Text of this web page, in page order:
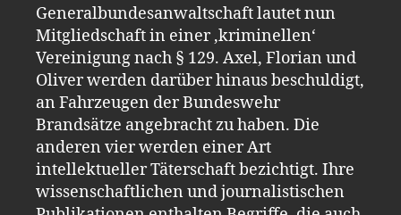
Generalbundesanwaltschaft lautet nun
Mitgliedschaft in einer ‚kriminellen‘
Vereinigung nach § 129. Axel, Florian und
Oliver werden darüber hinaus beschuldigt,
an Fahrzeugen der Bundeswehr
Brandsätze angebracht zu haben. Die
anderen vier werden einer Art
intellektueller Täterschaft bezichtigt. Ihre
wissenschaftlichen und journalistischen